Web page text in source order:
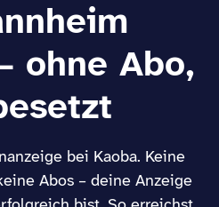
ohne Abo,
bei Kaoba. Keine
Abos – deine Anzeige